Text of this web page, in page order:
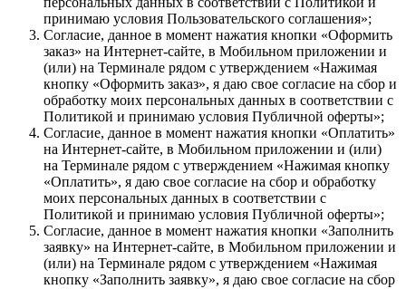
принимаю условия Пользовательского соглашения»;
Согласие, данное в момент нажатия кнопки «Оформить
заказ» на Интернет-сайте, в Мобильном приложении и
(или) на Терминале рядом с утверждением «Нажимая
кнопку «Оформить заказ», я даю свое согласие на сбор и
обработку моих персональных данных в соответствии с
Политикой и принимаю условия Публичной оферты»;
Согласие, данное в момент нажатия кнопки «Оплатить»
на Интернет-сайте, в Мобильном приложении и (или)
на Терминале рядом с утверждением «Нажимая кнопку
«Оплатить», я даю свое согласие на сбор и обработку
моих персональных данных в соответствии с
Политикой и принимаю условия Публичной оферты»;
Согласие, данное в момент нажатия кнопки «Заполнить
заявку» на Интернет-сайте, в Мобильном приложении и
(или) на Терминале рядом с утверждением «Нажимая
кнопку «Заполнить заявку», я даю свое согласие на сбор